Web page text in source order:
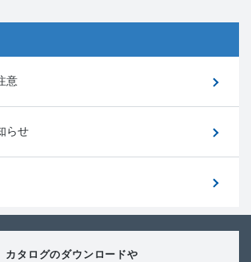
意
らせ
カタログのダウンロードや